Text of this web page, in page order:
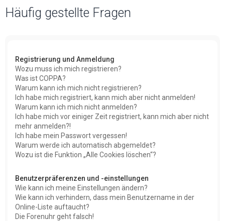
Häufig gestellte Fragen
Registrierung und Anmeldung
Wozu muss ich mich registrieren?
Was ist COPPA?
Warum kann ich mich nicht registrieren?
Ich habe mich registriert, kann mich aber nicht anmelden!
Warum kann ich mich nicht anmelden?
Ich habe mich vor einiger Zeit registriert, kann mich aber nicht
mehr anmelden?!
Ich habe mein Passwort vergessen!
Warum werde ich automatisch abgemeldet?
Wozu ist die Funktion „Alle Cookies löschen“?
Benutzerpräferenzen und -einstellungen
Wie kann ich meine Einstellungen ändern?
Wie kann ich verhindern, dass mein Benutzername in der
Online-Liste auftaucht?
Die Forenuhr geht falsch!